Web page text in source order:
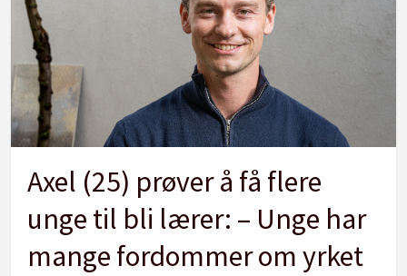
Axel (25) prøver å få flere
unge til bli lærer: – Unge har
mange fordommer om yrket